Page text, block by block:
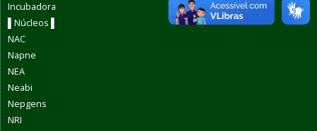
Incubadora
▌Núcleos ▌
NAC
Napne
NEA
Neabi
Nepgens
NRI